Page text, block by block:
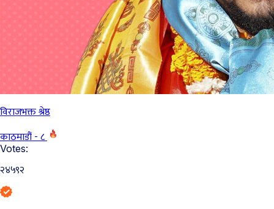
विराजभक्त श्रेष्ठ
काठमाडौं - ८
Votes:
२४५९२